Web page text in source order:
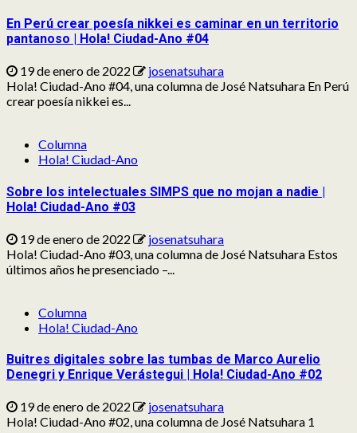
En Perú crear poesía nikkei es caminar en un territorio
pantanoso | Hola! Ciudad-Ano #04
19 de enero de 2022
josenatsuhara
Hola! Ciudad-Ano #04, una columna de José Natsuhara En Perú
crear poesía nikkei es...
Columna
Hola! Ciudad-Ano
Sobre los intelectuales SIMPS que no mojan a nadie |
Hola! Ciudad-Ano #03
19 de enero de 2022
josenatsuhara
Hola! Ciudad-Ano #03, una columna de José Natsuhara Estos
últimos años he presenciado –...
Columna
Hola! Ciudad-Ano
Buitres digitales sobre las tumbas de Marco Aurelio
Denegri y Enrique Verástegui | Hola! Ciudad-Ano #02
19 de enero de 2022
josenatsuhara
Hola! Ciudad-Ano #02, una columna de José Natsuhara 1